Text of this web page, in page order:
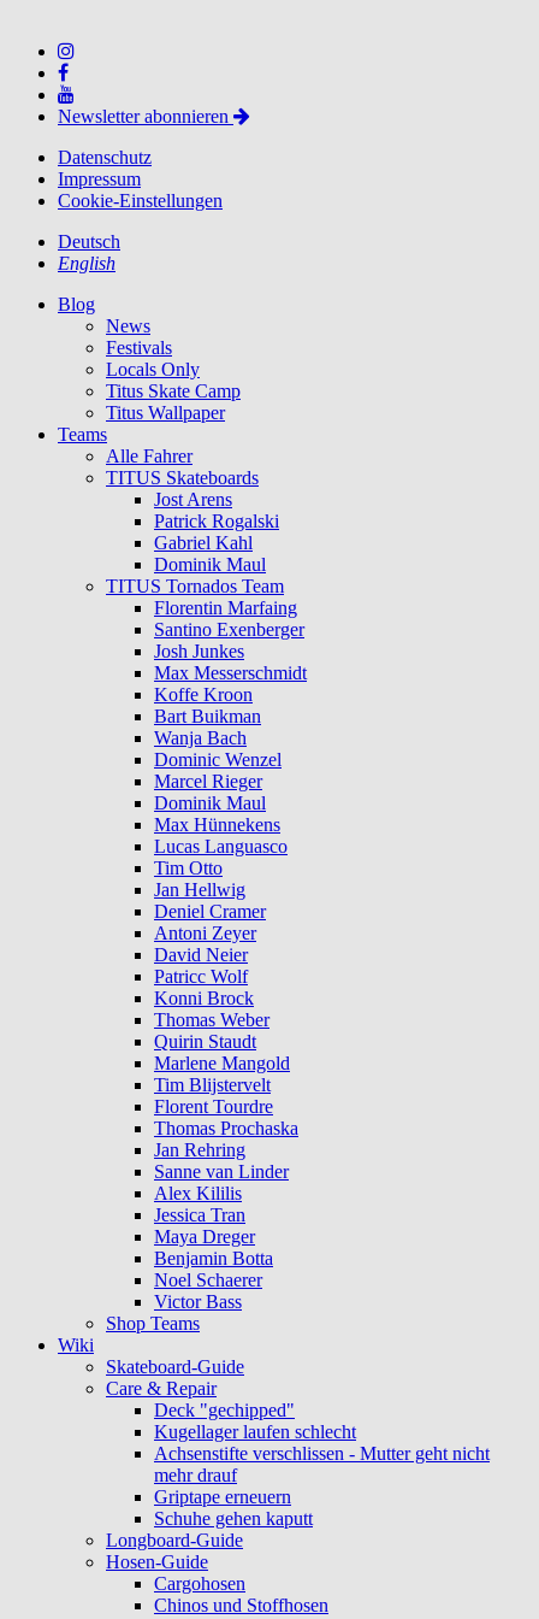
Newsletter abonnieren
Datenschutz
Impressum
Cookie-Einstellungen
Deutsch
English
Blog
News
Festivals
Locals Only
Titus Skate Camp
Titus Wallpaper
Teams
Alle Fahrer
TITUS Skateboards
Jost Arens
Patrick Rogalski
Gabriel Kahl
Dominik Maul
TITUS Tornados Team
Florentin Marfaing
Santino Exenberger
Josh Junkes
Max Messerschmidt
Koffe Kroon
Bart Buikman
Wanja Bach
Dominic Wenzel
Marcel Rieger
Dominik Maul
Max Hünnekens
Lucas Languasco
Tim Otto
Jan Hellwig
Deniel Cramer
Antoni Zeyer
David Neier
Patricc Wolf
Konni Brock
Thomas Weber
Quirin Staudt
Marlene Mangold
Tim Blijstervelt
Florent Tourdre
Thomas Prochaska
Jan Rehring
Sanne van Linder
Alex Kililis
Jessica Tran
Maya Dreger
Benjamin Botta
Noel Schaerer
Victor Bass
Shop Teams
Wiki
Skateboard-Guide
Care & Repair
Deck "gechipped"
Kugellager laufen schlecht
Achsenstifte verschlissen - Mutter geht nicht
mehr drauf
Griptape erneuern
Schuhe gehen kaputt
Longboard-Guide
Hosen-Guide
Cargohosen
Chinos und Stoffhosen